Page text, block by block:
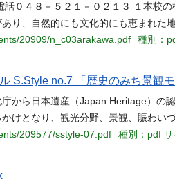
０４８－５２１－０２１３ １本校
り、自然的にも文化的にも恵まれた
20909/n_c03arakawa.pdf
種別：
S.Style no.7 「歴史のみち景観
から日本遺産（Japan Heritage）の
けとなり、観光分野、景観、賑わい
209577/sstyle-07.pdf
種別：pdf